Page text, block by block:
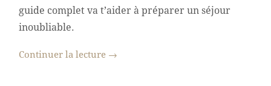
guide complet va t’aider à préparer un séjour
inoubliable.
Continuer la lecture →